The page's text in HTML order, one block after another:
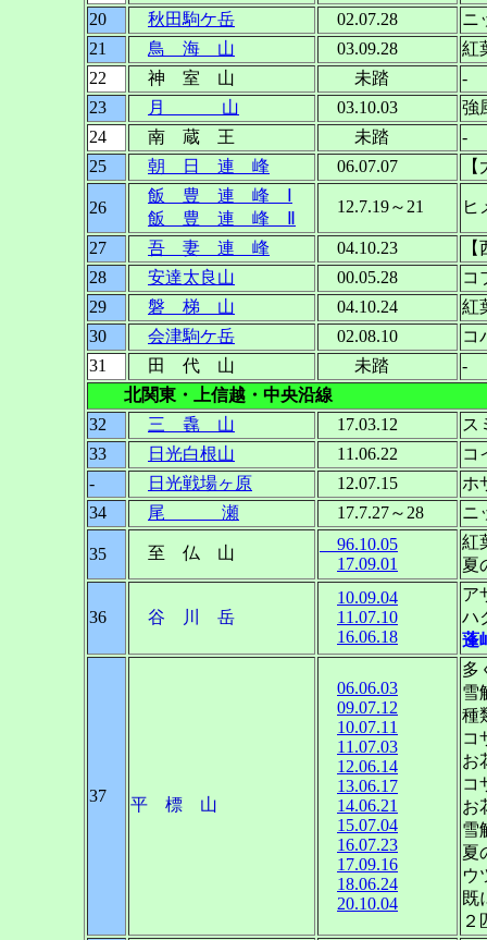
20
秋田駒ケ岳 02.07.28
ニ
21
鳥 海 山 03.09.28
紅
22
神 室 山 未踏
-
23
月 山 03.10.03
強
24
南 蔵 王 未踏
-
25
朝 日 連 峰 06.07.07
26
飯 豊 連 峰 Ⅰ
飯 豊 連 峰 Ⅱ
12.7.19～21 ヒ
27 吾 妻 連 峰 04.10.23
28
安達太良山 00.05.28
コ
29
磐 梯 山 04.10.24
30
会津駒ケ岳 02.08.10
コ
31
田 代 山 未踏
-
北関東・上信越・中央沿線
32
三 毳 山 17.03.12
ス
33
日光白根山 11.06.22
コ
-
日光戦場ヶ原 12.07.15
ホ
34
尾 瀬 17.7.27～28 ニ
35 至 仏 山
96.10.05
17.09.01
紅
夏
36 谷 川 岳
10.09.04
11.07.10
16.06.18
ア
ハ
蓬
37 平 標 山
06.06.03
09.07.12
10.07.11
11.07.03
12.06.14
13.06.17
14.06.21
15.07.04
16.07.23
17.09.16
18.06.24
20.10.04
多
雪
種
コ
お
コ
お
雪
夏
ウ
既
２